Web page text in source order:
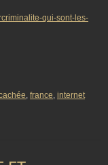
qui-sont-les-
, france, internet